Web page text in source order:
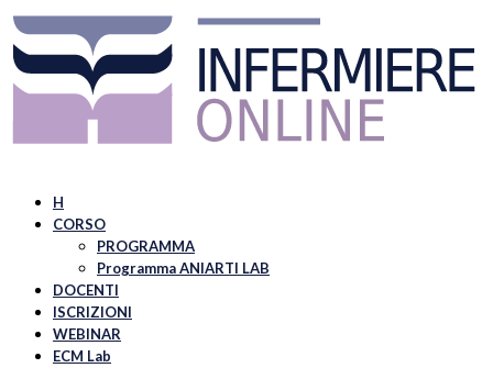
H
CORSO
PROGRAMMA
Programma ANIARTI LAB
DOCENTI
ISCRIZIONI
WEBINAR
ECM Lab